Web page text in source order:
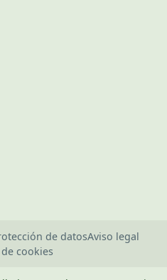
de datosAviso legal
cookies